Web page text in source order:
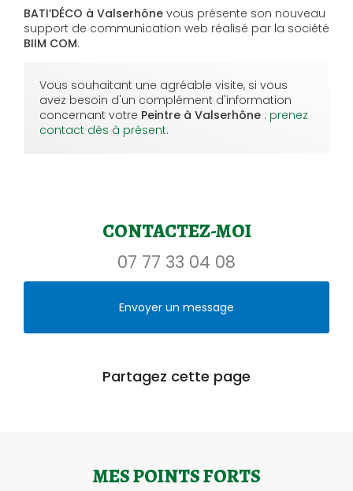
BATI’DÉCO à Valserhône vous présente son nouveau
support de communication web réalisé par la société
BIIM COM.
Vous souhaitant une agréable visite, si vous
avez besoin d'un complément d'information
concernant votre Peintre à Valserhône : prenez
contact dès à présent.
CONTACTEZ-MOI
07 77 33 04 08
Envoyer un message
Partagez cette page
MES POINTS FORTS